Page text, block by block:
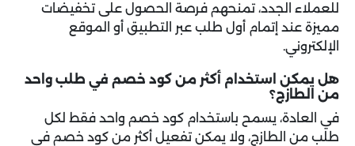
للعملاء الجدد، تمنحهم فرصة الحصول على تخفيضات
مميزة عند إتمام أول طلب عبر التطبيق أو الموقع
الإلكتروني.
هل يمكن استخدام أكثر من كود خصم في طلب واحد
من الطازج؟
في العادة، يسمح باستخدام كود خصم واحد فقط لكل
طلب من الطازج، ولا يمكن تفعيل أكثر من كود خصم في